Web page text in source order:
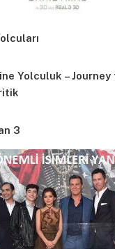
Yolculuk –
3